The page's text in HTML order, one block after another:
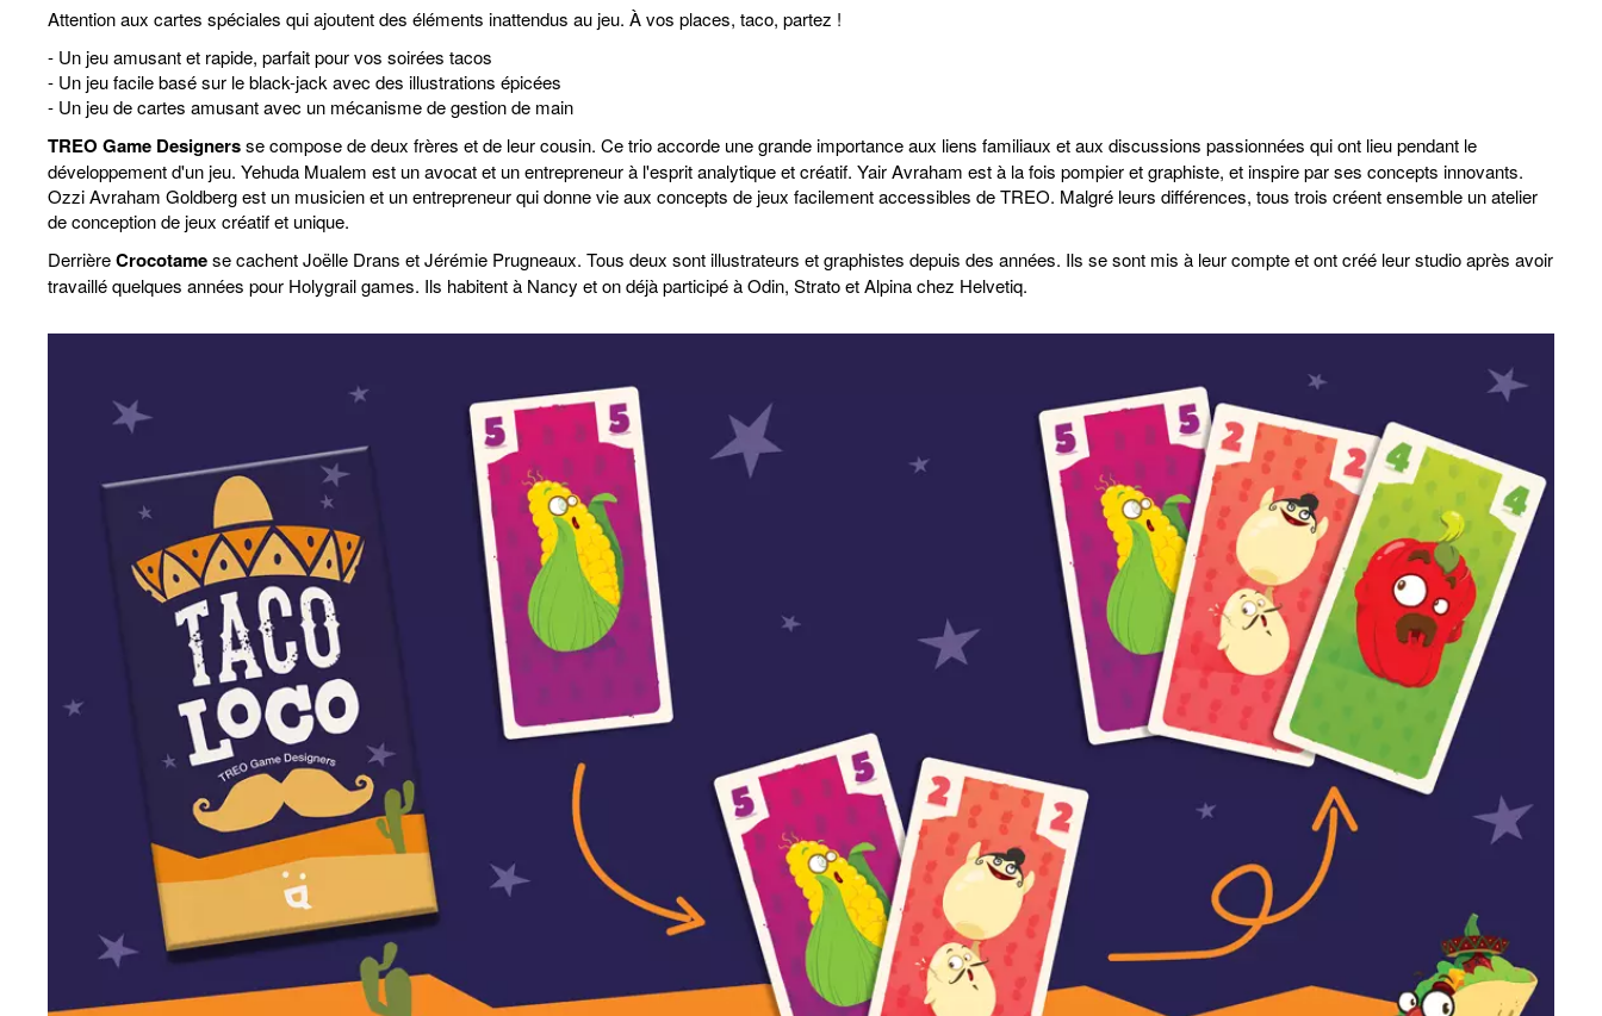
Attention aux cartes spéciales qui ajoutent des éléments inattendus au jeu. À vos places, taco, partez !
- Un jeu amusant et rapide, parfait pour vos soirées tacos
- Un jeu facile basé sur le black-jack avec des illustrations épicées
- Un jeu de cartes amusant avec un mécanisme de gestion de main
TREO Game Designersse compose de deux frères et de leur cousin. Ce trio accorde une grande importance aux liens familiaux et aux discussions passionnées qui ont lieu pendant le
développement d'un jeu. Yehuda Mualem est un avocat et un entrepreneur à l'esprit analytique et créatif. Yair Avraham est à la fois pompier et graphiste, et inspire par ses concepts innovants.
Ozzi Avraham Goldberg est un musicien et un entrepreneur qui donne vie aux concepts de jeux facilement accessibles de TREO. Malgré leurs différences, tous trois créent ensemble un atelier
de conception de jeux créatif et unique.
DerrièreCrocotamese cachent Joëlle Drans et Jérémie Prugneaux. Tous deux sont illustrateurs et graphistes depuis des années. Ils se sont mis à leur compte et ont créé leur studio après avoir
travaillé quelques années pour Holygrail games. Ils habitent à Nancy et on déjà participé à Odin, Strato et Alpina chez Helvetiq.